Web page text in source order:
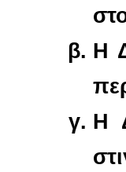
Η
Η